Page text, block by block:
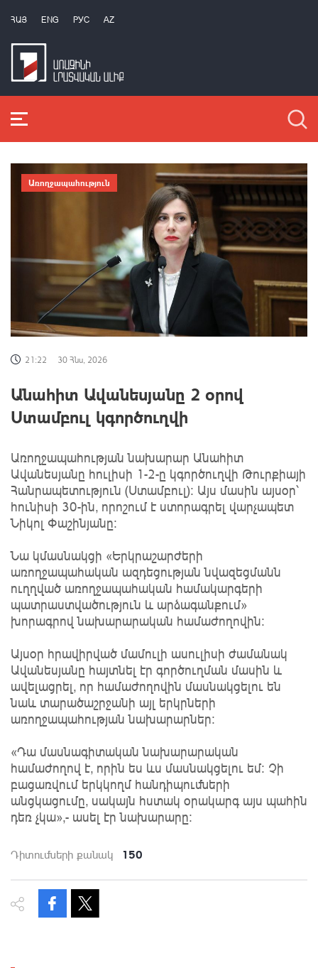
ՀԱՅ ENG РУС AZ
Առողջապահություն
21:22 30 Հնս, 2026
Անահիտ Ավանեսյանը 2 օրով
Ստամբուլ կգործուղվի
Առողջապահության նախարար Անահիտ
Ավանեսյանը հուլիսի 1-2-ը կգործուղվի Թուրքիայի
Հանրապետություն (Ստամբուլ)։ Այս մասին այսօր՝
հունիսի 30-ին, որոշում է ստորագրել վարչապետ
Նիկոլ Փաշինյանը։
Նա կմասնակցի «Երկրաշարժերի
առողջապահական ազդեցության նվազեցմանն
ուղղված առողջապահական համակարգերի
պատրաստվածություն և արձագանքում»
խորագրով նախարարական համաժողովին։
Այսօր հրավիրված մամուլի ասուլիսի ժամանակ
Ավանեսյանը հայտնել էր գործուղման մասին և
ավելացրել, որ համաժողովին մասնակցելու են
նաև տարածաշրջանի այլ երկրների
առողջապահության նախարարներ։
«Դա մասնագիտական նախարարական
համաժողով է, որին ես ևս մասնակցելու եմ։ Չի
բացառվում երկկողմ հանդիպումների
անցկացումը, սակայն հստակ օրակարգ այս պահին
դեռ չկա»,- ասել էր նախարարը։
Դիտումների քանակ 150